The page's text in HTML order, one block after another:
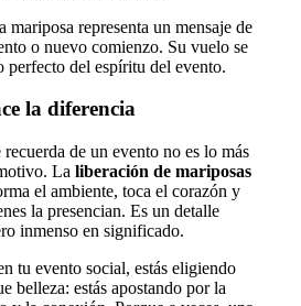
mariposa representa un mensaje de
o nuevo comienzo. Su vuelo se
perfecto del espíritu del evento.
la diferencia
de un evento no es lo más
La liberación de mariposas
el ambiente, toca el corazón y
la presencian. Es un detalle
inmenso en significado.
tu evento social, estás eligiendo
belleza: estás apostando por la